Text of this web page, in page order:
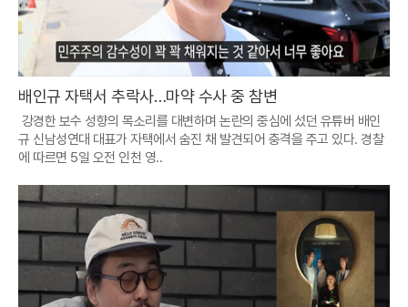
배인규 자택서 추락사…마약 수사 중 참변
강경한 보수 성향의 목소리를 대변하며 논란의 중심에 섰던 유튜버 배인
규 신남성연대 대표가 자택에서 숨진 채 발견되어 충격을 주고 있다. 경찰
에 따르면 5일 오전 인천 영..